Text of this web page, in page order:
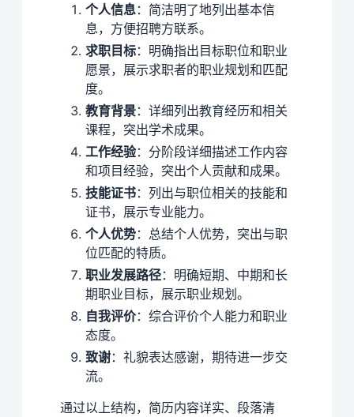
个人信息：简洁明了地列出基本信
息，方便招聘方联系。
求职目标：明确指出目标职位和职业
愿景，展示求职者的职业规划和匹配
度。
教育背景：详细列出教育经历和相关
课程，突出学术成果。
工作经验：分阶段详细描述工作内容
和项目经验，突出个人贡献和成果。
技能证书：列出与职位相关的技能和
证书，展示专业能力。
个人优势：总结个人优势，突出与职
位匹配的特质。
职业发展路径：明确短期、中期和长
期职业目标，展示职业规划。
自我评价：综合评价个人能力和职业
态度。
致谢：礼貌表达感谢，期待进一步交
流。
通过以上结构，简历内容详实、段落清